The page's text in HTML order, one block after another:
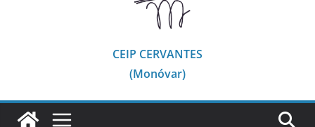
CEIP CERVANTES
(Monóvar)